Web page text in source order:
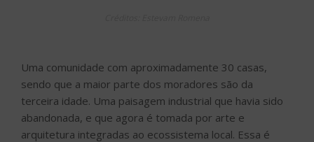
Uma comunidade com aproximadamente 30 casas,
sendo que a maior parte dos moradores são da
terceira idade. Uma paisagem industrial que havia sido
abandonada, e que agora é tomada por arte e
arquitetura integradas ao ecossistema local. Essa é